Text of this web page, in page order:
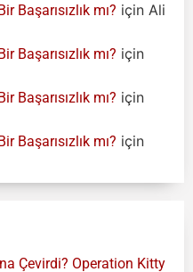
Başarısızlık mı? için Ali
Başarısızlık mı? için
Başarısızlık mı? için
Başarısızlık mı? için
Çevirdi? Operation Kitty